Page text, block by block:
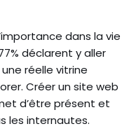
dans la vie
déclarent y aller
réelle vitrine
Créer un site web
d’être présent et
les internautes.